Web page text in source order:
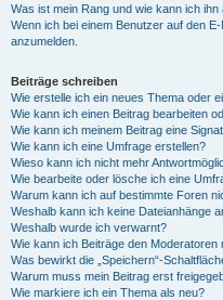
Was ist mein Rang und wie kann ich ihn
Wenn ich bei einem Benutzer auf den
anzumelden.
Beiträge schreiben
Wie erstelle ich ein neues Thema oder
Wie kann ich einen Beitrag bearbeiten
Wie kann ich meinem Beitrag eine
Wie kann ich eine Umfrage erstellen?
Wieso kann ich nicht mehr
Wie bearbeite oder lösche ich eine
Warum kann ich auf bestimmte Foren
Weshalb kann ich keine Dateianhänge
Weshalb wurde ich verwarnt?
Wie kann ich Beiträge den Moderatoren
Was bewirkt die „Speichern“-
Warum muss mein Beitrag erst
Wie markiere ich ein Thema als neu?